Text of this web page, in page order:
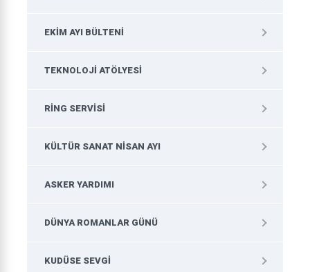
EKIM AYI BÜLTENI
TEKNOLOJI ATÖLYESI
RING SERVISI
KÜLTÜR SANAT NISAN AYI
ASKER YARDIMI
DÜNYA ROMANLAR GÜNÜ
KUDÜSE SEVGI